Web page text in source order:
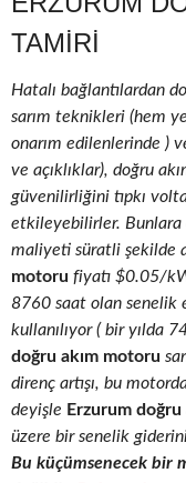
TAMIRI
Hatalı bağlantılardan
sarım teknikleri (hem
onarım edilenlerinde )
ve açıklıklar), doğru
güvenilirliğini tıpkı
etkileyebilirler. Bunlara
maliyeti süratli şekilde
motoru fiyatı $0.05/
8760 saat olan senelik
kullanılıyor ( bir yılda
doğru akım motoru
direnç artışı, bu
deyişle Erzurum
üzere bir senelik
Bu küçümsenecek bir